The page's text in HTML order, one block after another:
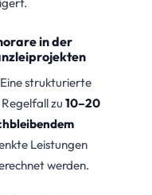
in der
strukturierte
zu 10–20
Leistungen
werden.